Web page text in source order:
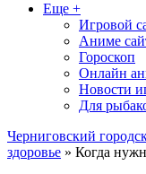
Еще +
Игровой
Аниме
Гороскоп
Онлайн
Новости
Для
Черниговский
здоровье » Когда